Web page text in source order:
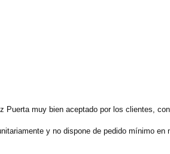
Puerta muy bien aceptado por los clientes,
y no dispone de pedido mínimo en